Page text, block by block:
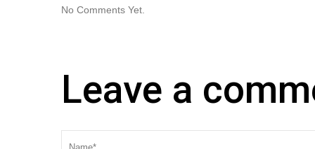
No Comments Yet.
Leave a